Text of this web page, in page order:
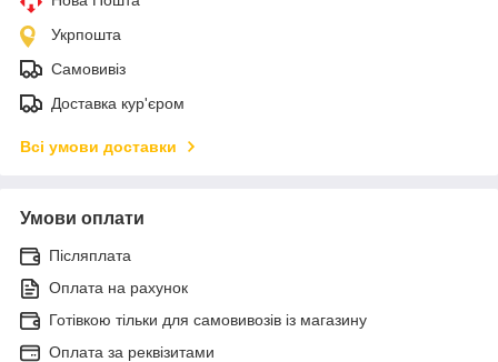
Укрпошта
Самовивіз
Доставка кур'єром
Всі умови доставки
Умови оплати
Післяплата
Оплата на рахунок
Готівкою тільки для самовивозів із магазину
Оплата за реквізитами